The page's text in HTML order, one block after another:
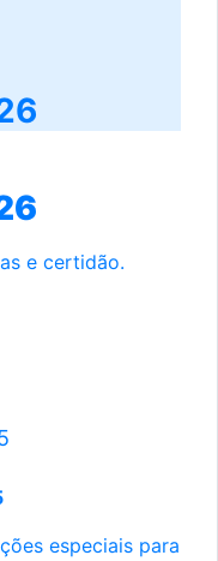
e certidão.
especiais para